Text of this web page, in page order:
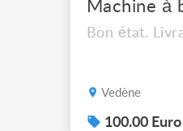
Bon état.
Vedène
100.00